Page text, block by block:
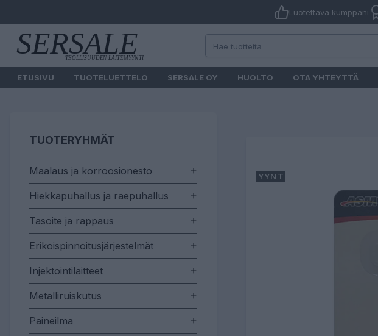
Luotettava kumppani
ETUSIVU TUOTELUETTELO SERSALE OY HUOLTO OTA YHTEYTTÄ
TUOTERYHMÄT
Maalaus ja korroosionesto
Hiekkapuhallus ja raepuhallus
Tasoite ja rappaus
Erikoispinnoitusjärjestelmät
Injektointilaitteet
Metalliruiskutus
Paineilma
MYYNTI!